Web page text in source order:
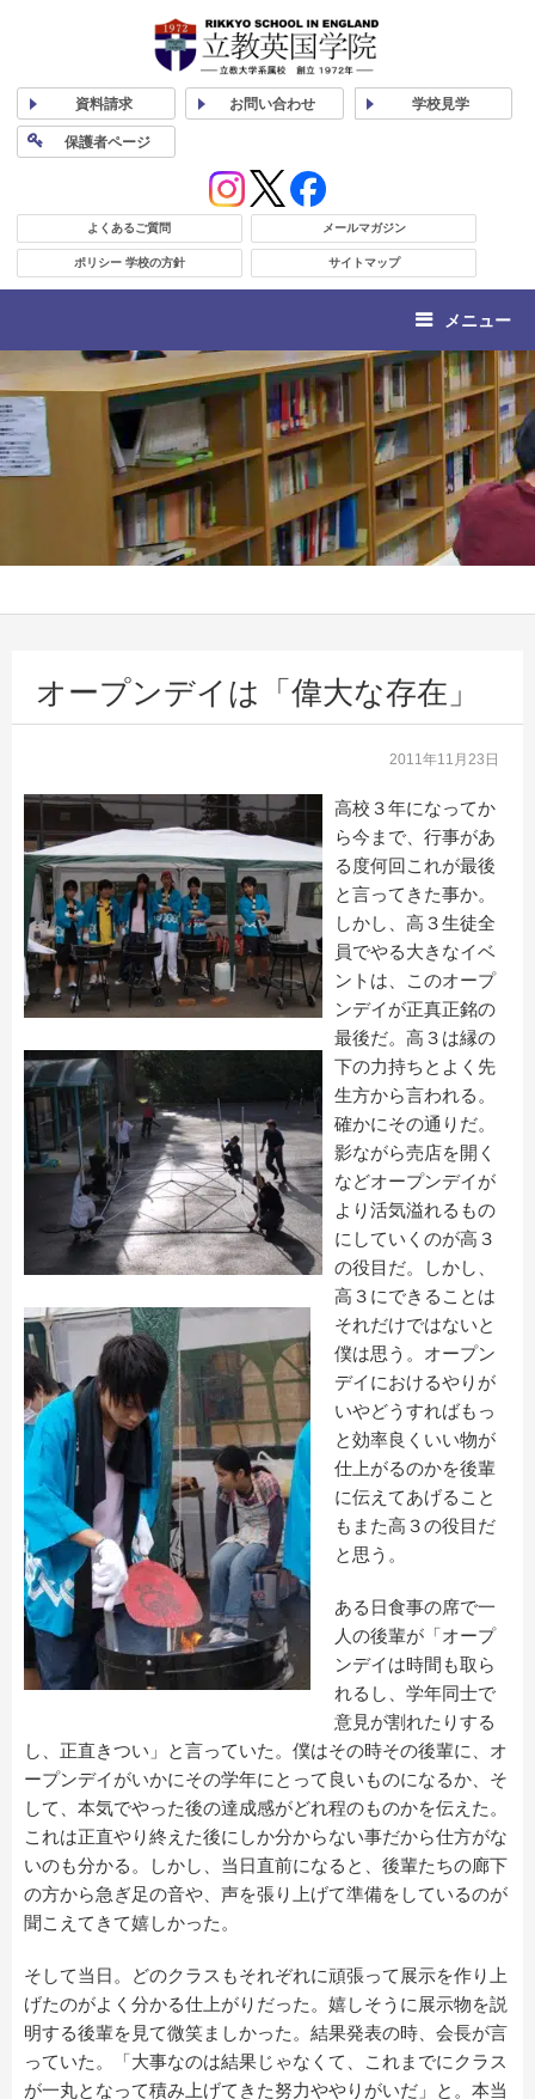
資料請求 お問い合わせ 学校見学
保護者ページ
よくあるご質問 メールマガジン
ポリシー 学校の方針 サイトマップ
メニュー
オープンデイは「偉大な存在」
2011年11月23日
高校３年になってか
ら今まで、行事があ
る度何回これが最後
と言ってきた事か。
しかし、高３生徒全
員でやる大きなイベ
ントは、このオープ
ンデイが正真正銘の
最後だ。高３は縁の
下の力持ちとよく先
生方から言われる。
確かにその通りだ。
影ながら売店を開く
などオープンデイが
より活気溢れるもの
にしていくのが高３
の役目だ。しかし、
高３にできることは
それだけではないと
僕は思う。オープン
デイにおけるやりが
いやどうすればもっ
と効率良くいい物が
仕上がるのかを後輩
に伝えてあげること
もまた高３の役目だ
と思う。
ある日食事の席で一
人の後輩が「オープ
ンデイは時間も取ら
れるし、学年同士で
意見が割れたりする
し、正直きつい」と言っていた。僕はその時その後輩に、オ
ープンデイがいかにその学年にとって良いものになるか、そ
して、本気でやった後の達成感がどれ程のものかを伝えた。
これは正直やり終えた後にしか分からない事だから仕方がな
いのも分かる。しかし、当日直前になると、後輩たちの廊下
の方から急ぎ足の音や、声を張り上げて準備をしているのが
聞こえてきて嬉しかった。
そして当日。どのクラスもそれぞれに頑張って展示を作り上
げたのがよく分かる仕上がりだった。嬉しそうに展示物を説
明する後輩を見て微笑ましかった。結果発表の時、会長が言
っていた。「大事なのは結果じゃなくて、これまでにクラス
が一丸となって積み上げてきた努力ややりがいだ」と。本当